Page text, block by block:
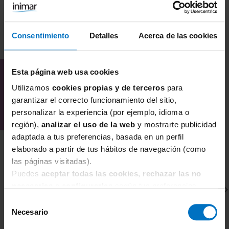
Consentimiento Detalles Acerca de las cookies
Esta página web usa cookies
Utilizamos cookies propias y de terceros para
garantizar el correcto funcionamiento del sitio,
personalizar la experiencia (por ejemplo, idioma o
región), analizar el uso de la web y mostrarte publicidad
adaptada a tus preferencias, basada en un perfil
elaborado a partir de tus hábitos de navegación (como
las páginas visitadas).
Puedes aceptar todas las cookies, rechazar las no
Necesario
COMBÍNALO CON